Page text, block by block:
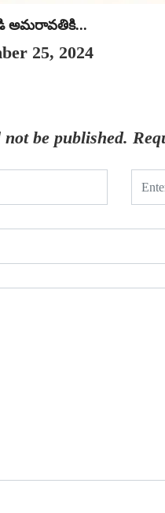
అమరావతికి...
25, 2024
be published.